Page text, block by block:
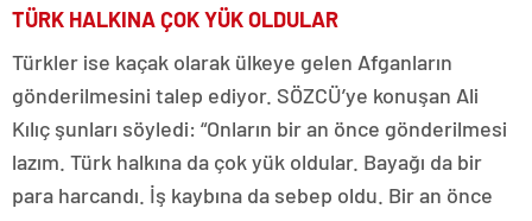
TÜRK HALKINA ÇOK YÜK OLDULAR
Türkler ise kaçak olarak ülkeye gelen Afganların
gönderilmesini talep ediyor. SÖZCÜ’ye konuşan Ali
Kılıç şunları söyledi: “Onların bir an önce gönderilmesi
lazım. Türk halkına da çok yük oldular. Bayağı da bir
para harcandı. İş kaybına da sebep oldu. Bir an önce